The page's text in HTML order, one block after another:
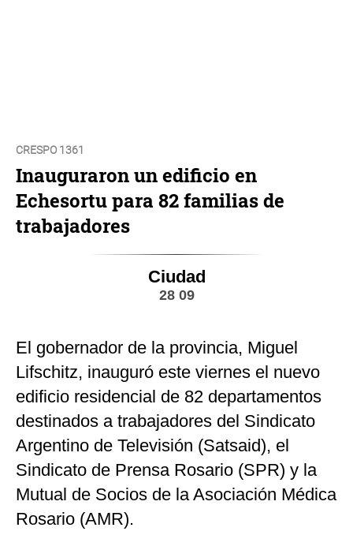
CRESPO 1361
Inauguraron un edificio en
Echesortu para 82 familias de
trabajadores
Ciudad
28 09
El gobernador de la provincia, Miguel
Lifschitz, inauguró este viernes el nuevo
edificio residencial de 82 departamentos
destinados a trabajadores del Sindicato
Argentino de Televisión (Satsaid), el
Sindicato de Prensa Rosario (SPR) y la
Mutual de Socios de la Asociación Médica
Rosario (AMR).